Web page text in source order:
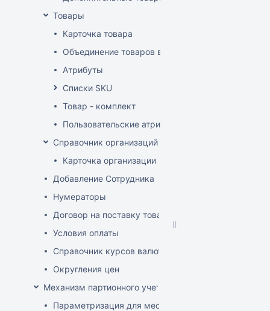
Товары
Карточка товара
Объединение товаров в один (Слияние товаров)
Атрибуты
Списки SKU
Товар - комплект
Пользовательские атрибуты
Справочник организаций
Карточка организации
Добавление Сотрудника
Нумераторы
Договор на поставку товаров (форма)
Условия оплаты
Справочник курсов валют
Округления цен
Механизм партионного учета
Параметризация для места хранения механизма